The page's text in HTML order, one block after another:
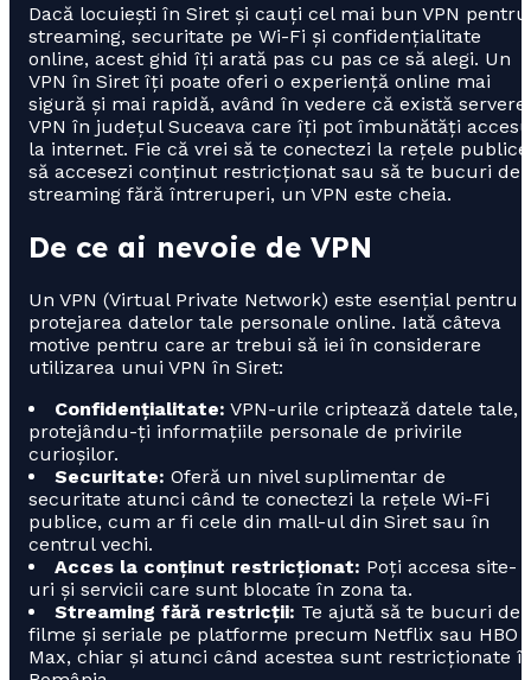
Dacă locuiești în Siret și cauți cel mai bun VPN pentru
streaming, securitate pe Wi-Fi și confidențialitate
online, acest ghid îți arată pas cu pas ce să alegi. Un
VPN în Siret îți poate oferi o experiență online mai
sigură și mai rapidă, având în vedere că există servere
VPN în județul Suceava care îți pot îmbunătăți
la internet. Fie că vrei să te conectezi la rețele
să accesezi conținut restricționat sau să te bucuri de
streaming fără întreruperi, un VPN este cheia.
De ce ai nevoie de VPN
Un VPN (Virtual Private Network) este esențial pentru
protejarea datelor tale personale online. Iată câteva
motive pentru care ar trebui să iei în considerare
utilizarea unui VPN în Siret:
Confidențialitate: VPN-urile criptează datele tale,
protejându-ți informațiile personale de privirile
curioșilor.
Securitate: Oferă un nivel suplimentar de
securitate atunci când te conectezi la rețele Wi-Fi
publice, cum ar fi cele din mall-ul din Siret sau în
centrul vechi.
Acces la conținut restricționat: Poți accesa site-
uri și servicii care sunt blocate în zona ta.
Streaming fără restricții: Te ajută să te bucuri de
filme și seriale pe platforme precum Netflix sau HBO
Max, chiar și atunci când acestea sunt restricționate